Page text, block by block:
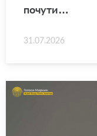
по­чу­ти…
31.07.2026